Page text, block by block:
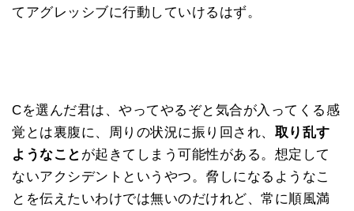
てアグレッシブに行動していけるはず。
Cを選んだ君は、やってやるぞと気合が入ってくる感
覚とは裏腹に、周りの状況に振り回され、 取り乱す
ようなこと が起きてしまう可能性がある。想定して
ないアクシデントというやつ。脅しになるようなこ
とを伝えたいわけでは無いのだけれど、常に順風満